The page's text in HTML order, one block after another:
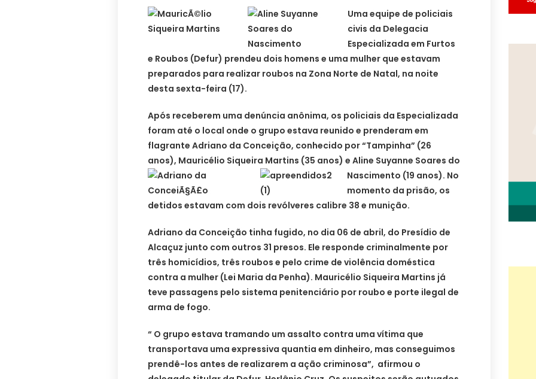
Uma equipe de policiais
civis da Delegacia
Especializada em Furtos
e Roubos (Defur) prendeu dois homens e uma mulher que estavam
preparados para realizar roubos na Zona Norte de Natal, na noite
desta sexta-feira (17).
Após receberem uma denúncia anônima, os policiais da Especializada
foram até o local onde o grupo estava reunido e prenderam em
flagrante Adriano da Conceição, conhecido por “Tampinha” (26
anos), Mauricélio Siqueira Martins (35 anos) e Aline Suyanne Soares do
Nascimento (19 anos). No
momento da prisão, os
detidos estavam com dois revólveres calibre 38 e munição.
Adriano da Conceição tinha fugido, no dia 06 de abril, do Presídio de
Alcaçuz junto com outros 31 presos. Ele responde criminalmente por
três homicídios, três roubos e pelo crime de violência doméstica
contra a mulher (Lei Maria da Penha). Mauricélio Siqueira Martins já
teve passagens pelo sistema penitenciário por roubo e porte ilegal de
arma de fogo.
“ O grupo estava tramando um assalto contra uma vítima que
transportava uma expressiva quantia em dinheiro, mas conseguimos
prendê-los antes de realizarem a ação criminosa”, afirmou o